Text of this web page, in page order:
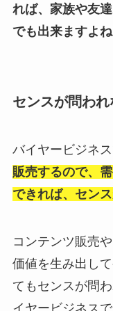
れば、家族や友
でも出来ますよね
センスが問われ
バイヤービジネス
販売するので、
できれば、セン
コンテンツ販売
価値を生み出し
てもセンスが問